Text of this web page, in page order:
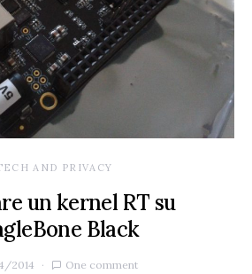
AND PRIVACY
un kernel RT su
Black
2014 One comment